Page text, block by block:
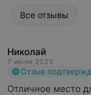
Все отзывы
Николай
7 июля 2025
Отзыв
Отличное место